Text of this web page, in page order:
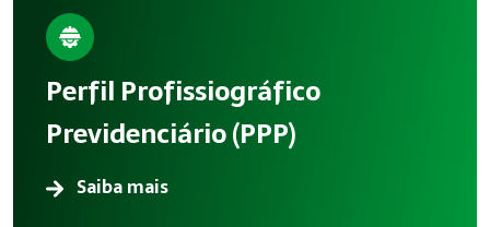
Perfil Profissiográfico
Previdenciário (PPP)
Saiba mais